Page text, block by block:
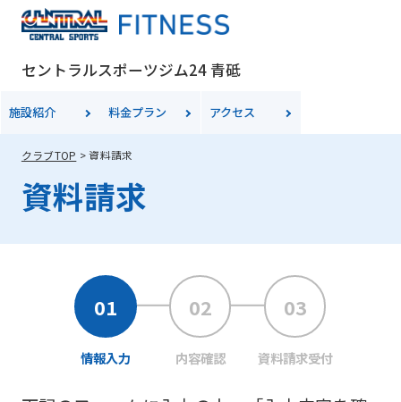
セントラルスポーツジム24 青砥
施設紹介 料金プラン アクセス
クラブTOP 資料請求
資料請求
情報入力 内容確認 資料請求受付